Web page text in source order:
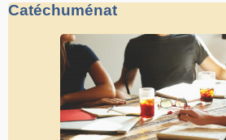
Catéchuménat